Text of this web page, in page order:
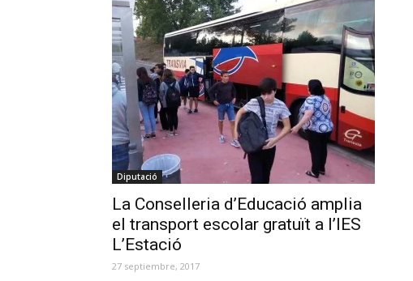
Diputació
La Conselleria d’Educació amplia
el transport escolar gratuït a l’IES
L’Estació
27 septiembre, 2017